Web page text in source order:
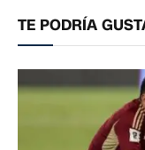
TE PODRÍA